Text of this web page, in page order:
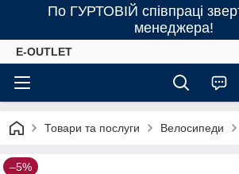
По ГУРТОВІЙ співпраці
менеджера!
E-OUTLET
Товари та послуги Велосипеди
–5%